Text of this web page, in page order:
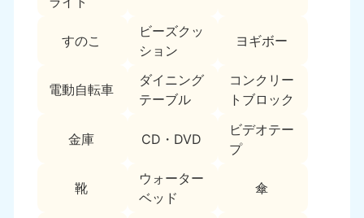
すのこ
ビーズクッ
ション
ヨギボー
電動自転車
ダイニング
テーブル
コンクリー
トブロック
金庫 CD・DVD
ビデオテー
プ
靴
ウォーター
ベッド
傘
群馬県
050-1881-5267
9:00〜19:00 年中無休
中部
愛知県
9:00〜19:00 年中無休
岐阜県
050-1881-5259
9:00〜19:00 年中無休